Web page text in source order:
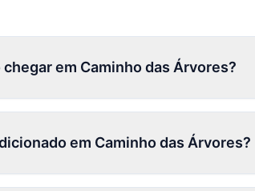
em Caminho das Árvores?
em Caminho das Árvores?